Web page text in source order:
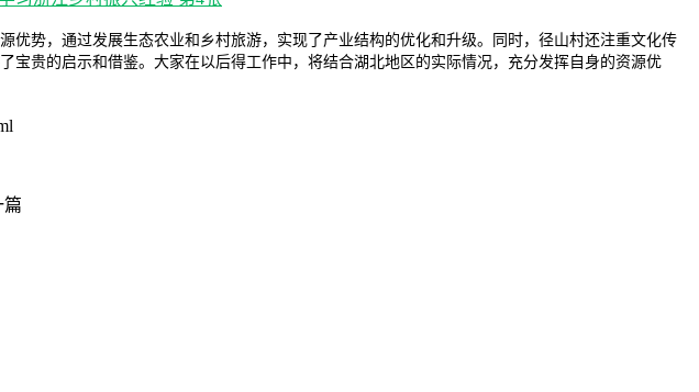
势，通过发展生态农业和乡村旅游，实现了产业结构的优化和升级。同时，径山村还注重文化传
贵的启示和借鉴。大家在以后得工作中，将结合湖北地区的实际情况，充分发挥自身的资源优
篇